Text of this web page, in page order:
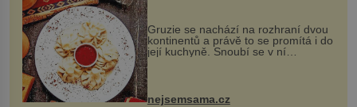
Gruzie se nachází na rozhraní dvou
kontinentů a právě to se promítá i do
její kuchyně. Snoubí se v ní
evropské a asijské chutě a díky tomu
vznikají rozmanité a chuťově bohaté
pokrmy, které rozhodně st...
nejsemsama.cz